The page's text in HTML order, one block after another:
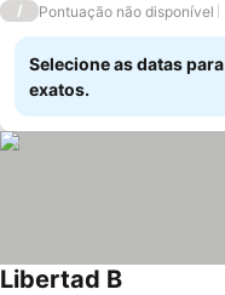
/ Pontuação não disponível
Selecione as datas
exatos.
Libertad B